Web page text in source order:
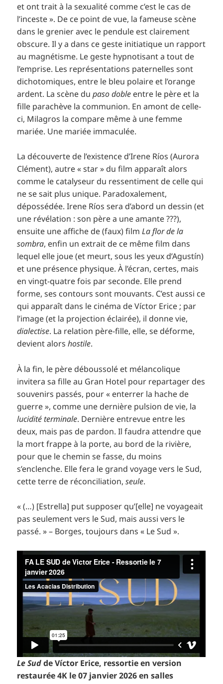
et ont trait à la sexualité comme c’est le cas de
l’inceste ». De ce point de vue, la fameuse scène
dans le grenier avec le pendule est clairement
obscure. Il y a dans ce geste initiatique un rapport
au magnétisme. Le geste hypnotisant a tout de
l’emprise. Les représentations paternelles sont
dichotomiques, entre le bleu polaire et l’orange
ardent. La scène dupaso doble entre le père et la
fille parachève la communion. En amont de celle-
ci, Milagros la compare même à une femme
mariée. Une mariée immaculée.
La découverte de l’existence d’Irene Ríos (Aurora
Clément), autre « star » du film apparaît alors
comme le catalyseur du ressentiment de celle qui
ne se sait plus unique. Paradoxalement,
dépossédée. Irene Ríos sera d’abord un dessin (et
une révélation : son père a une amante ???),
ensuite une affiche de (faux) filmLa flor de la
sombra, enfin un extrait de ce même film dans
lequel elle joue (et meurt, sous les yeux d’Agustín)
et une présence physique. À l’écran, certes, mais
en vingt-quatre fois par seconde. Elle prend
forme, ses contours sont mouvants. C’est aussi ce
qui apparaît dans le cinéma de Víctor Erice ; par
l’image (et la projection éclairée), il donne vie,
dialectise. La relation père-fille, elle, se déforme,
devient alorshostile.
À la fin, le père déboussolé et mélancolique
invitera sa fille au Gran Hotel pour repartager des
souvenirs passés, pour « enterrer la hache de
guerre », comme une dernière pulsion de vie, la
lucidité terminale. Dernière entrevue entre les
deux, mais pas de pardon. Il faudra attendre que
la mort frappe à la porte, au bord de la rivière,
pour que le chemin se fasse, du moins
s’enclenche. Elle fera le grand voyage vers le Sud,
cette terre de réconciliation,seule.
« (…) [Estrella] put supposer qu’[elle] ne voyageait
pas seulement vers le Sud, mais aussi vers le
passé. » – Borges, toujours dans « Le Sud ».
Le Sudde Víctor Erice, ressortie en version
restaurée 4K le 07 janvier 2026 en salles